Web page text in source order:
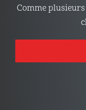
Comme